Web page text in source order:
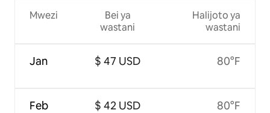
Mwezi
Jan
Feb
Bei ya
wastani
$ 47 USD
$ 42 USD
Halijoto ya
wastani
80°F
80°F